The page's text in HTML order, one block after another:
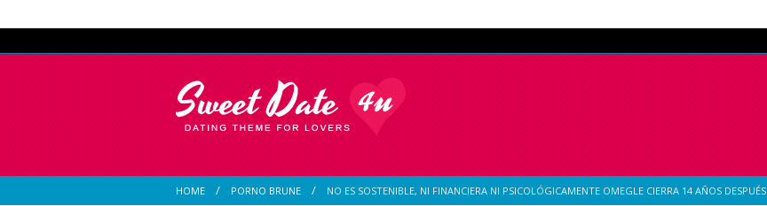
HOME PORNO BRUNE NO ES SOSTENIBLE, NI FINANCIERA NI PSICOLÓGICAMENTE OMEGLE CIERRA 14 AÑOS DESPUÉS